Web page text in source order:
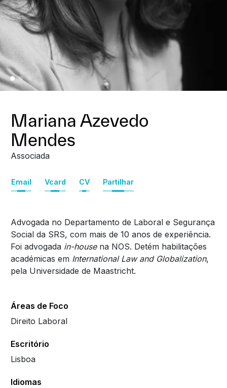
Mariana Azevedo
Mendes
Associada
Email Vcard CV Partilhar
Advogada no Departamento de Laboral e Segurança
Social da SRS, com mais de 10 anos de experiência.
Foi advogadain-house na NOS. Detém habilitações
académicas em International Law and Globalization,
pela Universidade de Maastricht.
Áreas de Foco
Direito Laboral
Escritório
Lisboa
Idiomas